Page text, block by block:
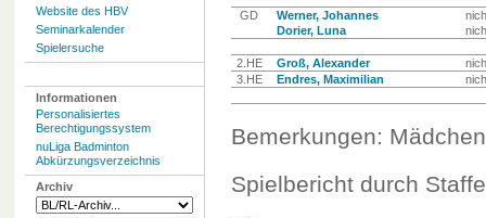
Website des HBV
Seminarkalender
Spielersuche
Informationen
Personalisiertes
Berechtigungssystem
nuLiga Badminton
Abkürzungsverzeichnis
Archiv
GD
Werner, Johannes
Dorier, Luna
2.HE Groß, Alexander
3.HE
Endres, Maximilian
Bemerkungen:
Spielbericht durch